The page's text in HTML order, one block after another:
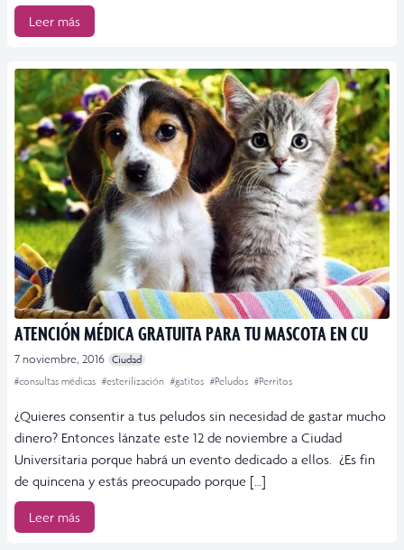
Leer más
ATENCIÓN MÉDICA GRATUITA PARA TU MASCOTA EN CU
7 noviembre, 2016 Ciudad
#consultas médicas #esterilización #gatitos #Peludos #Perritos
¿Quieres consentir a tus peludos sin necesidad de gastar mucho
dinero? Entonces lánzate este 12 de noviembre a Ciudad
Universitaria porque habrá un evento dedicado a ellos. ¿Es fin
de quincena y estás preocupado porque […]
Leer más